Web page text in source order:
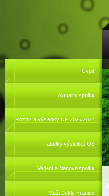
Úvod
Aktuality spolku
Rozpis a výsledky OP 2026/2027
Tabulky výsledků OS
Vedení a členové spolku
Muži Dukly Hranice